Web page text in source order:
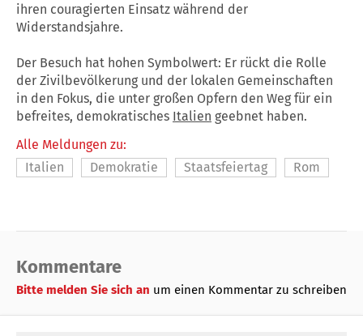
ihren couragierten Einsatz während der
Widerstandsjahre.
Der Besuch hat hohen Symbolwert: Er rückt die Rolle
der Zivilbevölkerung und der lokalen Gemeinschaften
in den Fokus, die unter großen Opfern den Weg für ein
befreites, demokratisches Italien geebnet haben.
Alle Meldungen zu:
Italien
Demokratie Staatsfeiertag Rom
Kommentare
Bitte melden Sie sich an um einen Kommentar zu schreiben